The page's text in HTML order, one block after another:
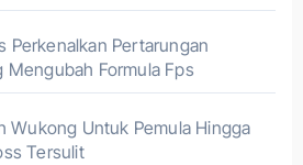
Perkenalkan Pertarungan
Mengubah Formula Fps
Wukong Untuk Pemula Hingga
Tersulit